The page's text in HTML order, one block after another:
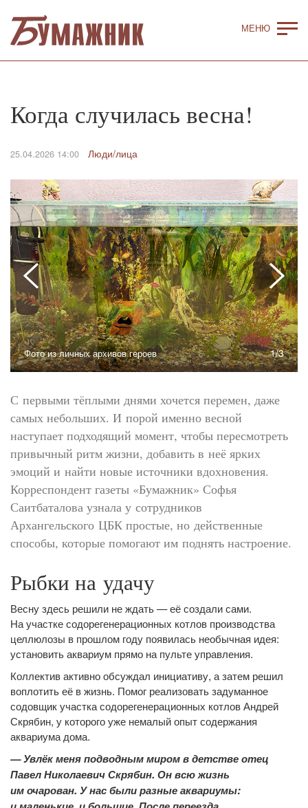
Когда случилась весна!
25.04.2026 14:00 Люди/лица
Фото из личных архивов героев 1/3
С первыми тёплыми днями хочется перемен, даже
самых небольших. И порой именно весной
наступает подходящий момент, чтобы пересмотреть
привычный ритм жизни, добавить в неё ярких
эмоций и найти новые источники вдохновения.
Корреспондент газеты «Бумажник» Софья
Саитбаталова узнала у сотрудников
Архангельского ЦБК простые, но действенные
способы, которые помогают им поднять настроение.
Рыбки на удачу
Весну здесь решили не ждать — её создали сами.
На участке содорегенерационных котлов производства
целлюлозы в прошлом году появилась необычная идея:
установить аквариум прямо на пульте управления.
Коллектив активно обсуждал инициативу, а затем решил
воплотить её в жизнь. Помог реализовать задуманное
содовщик участка содорегенерационных котлов Андрей
Скрябин, у которого уже немалый опыт содержания
аквариума дома.
— Увлёк меня подводным миром в детстве отец
Павел Николаевич Скрябин. Он всю жизнь
им очарован. У нас были разные аквариумы: